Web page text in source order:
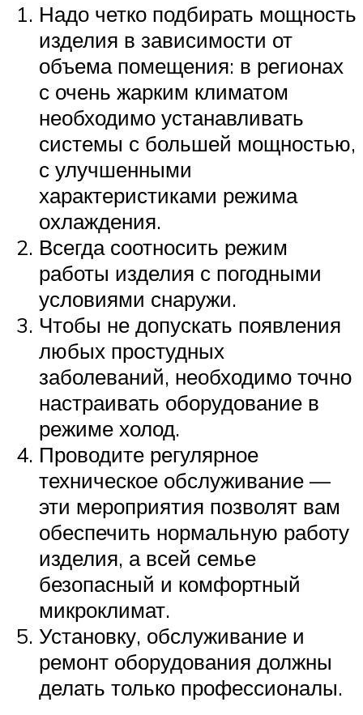
Надо четко подбирать мощность
изделия в зависимости от
объема помещения: в регионах
с очень жарким климатом
необходимо устанавливать
системы с большей мощностью,
с улучшенными
характеристиками режима
охлаждения.
Всегда соотносить режим
работы изделия с погодными
условиями снаружи.
Чтобы не допускать появления
любых простудных
заболеваний, необходимо точно
настраивать оборудование в
режиме холод.
Проводите регулярное
техническое обслуживание —
эти мероприятия позволят вам
обеспечить нормальную работу
изделия, а всей семье
безопасный и комфортный
микроклимат.
Установку, обслуживание и
ремонт оборудования должны
делать только профессионалы.